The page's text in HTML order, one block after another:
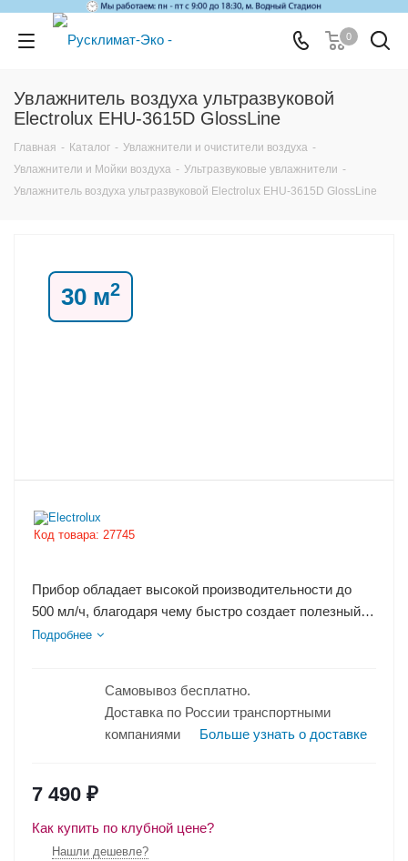
0
Увлажнитель воздуха ультразвуковой
Electrolux EHU-3615D GlossLine
Главная - Каталог - Увлажнители и очистители воздуха -
Увлажнители и Мойки воздуха - Ультразвуковые увлажнители -
Увлажнитель воздуха ультразвуковой Electrolux EHU-3615D GlossLine
30 м2
Код товара: 27745
Прибор обладает высокой производительности до
500 мл/ч, благодаря чему быстро создает полезный
микроклимат в помещении, насыщая воздух
Подробнее
Самовывоз бесплатно.
Доставка по России транспортными
компаниями
Больше узнать о доставке
7 490 ₽
Как купить по клубной цене?
Нашли дешевле?